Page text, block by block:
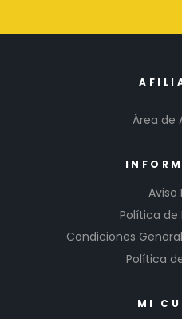
Área de
Aviso
Política de
Condiciones
Política
MI